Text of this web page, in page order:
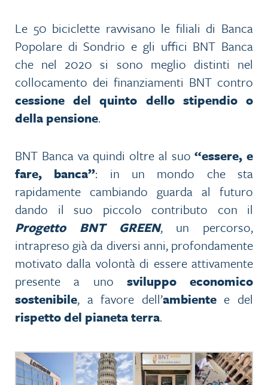
Le 50 biciclette ravvisano le filiali di Banca
Popolare di Sondrio e gli uffici BNT Banca
che nel 2020 si sono meglio distinti nel
collocamento dei finanziamenti BNT contro
cessione del quinto dello stipendio o
della pensione.
BNT Banca va quindi oltre al suo“essere, e
fare, banca”: in un mondo che sta
rapidamente cambiando guarda al futuro
dando il suo piccolo contributo con il
Progetto BNT GREEN, un percorso,
intrapreso già da diversi anni, profondamente
motivato dalla volontà di essere attivamente
presente a uno sviluppo economico
sostenibile, a favore dell’ambientee del
rispetto del pianeta terra.